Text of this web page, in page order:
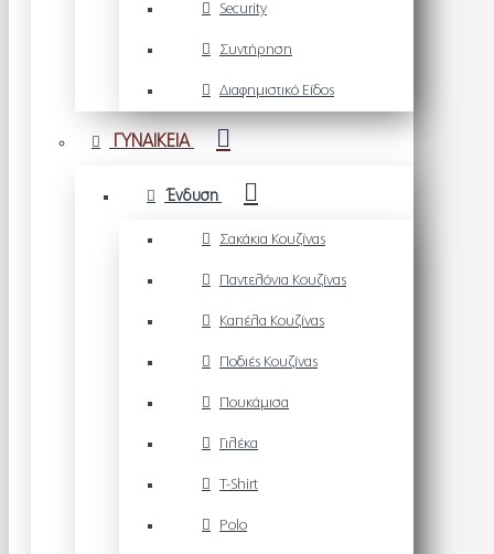
Security
Συντήρηση
Διαφημιστικό Είδος
ΓΥΝΑΙΚΕΙΑ
Ένδυση
Σακάκια Κουζίνας
Παντελόνια Κουζίνας
Καπέλα Κουζίνας
Ποδιές Κουζίνας
Πουκάμισα
Γιλέκα
T-Shirt
Polo